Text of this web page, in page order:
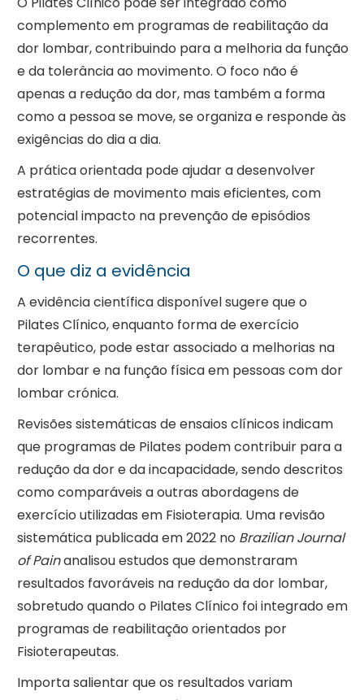
complemento em programas de reabilitação da
dor lombar, contribuindo para a melhoria da função
e da tolerância ao movimento. O foco não é
apenas a redução da dor, mas também a forma
como a pessoa se move, se organiza e responde às
exigências do dia a dia.
A prática orientada pode ajudar a desenvolver
estratégias de movimento mais eficientes, com
potencial impacto na prevenção de episódios
recorrentes.
O que diz a evidência
A evidência científica disponível sugere que o
Pilates Clínico, enquanto forma de exercício
terapêutico, pode estar associado a melhorias na
dor lombar e na função física em pessoas com dor
lombar crónica.
Revisões sistemáticas de ensaios clínicos indicam
que programas de Pilates podem contribuir para a
redução da dor e da incapacidade, sendo descritos
como comparáveis a outras abordagens de
exercício utilizadas em Fisioterapia. Uma revisão
sistemática publicada em 2022 no Brazilian Journal
of Painanalisou estudos que demonstraram
resultados favoráveis na redução da dor lombar,
sobretudo quando o Pilates Clínico foi integrado em
programas de reabilitação orientados por
Fisioterapeutas.
Importa salientar que os resultados variam